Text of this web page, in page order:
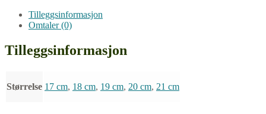
Tilleggsinformasjon
Omtaler (0)
Tilleggsinformasjon
Størrelse 17 cm, 18 cm, 19 cm, 20 cm, 21 cm